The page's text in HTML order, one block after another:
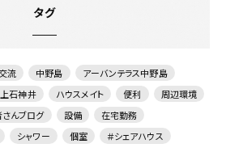
タグ
流 中野島
アーバンテラス中野島
石神井 ハウスメイト 便利
周辺環境
んブログ 設備
在宅勤務
シャワー 個室
＃シェアハウス